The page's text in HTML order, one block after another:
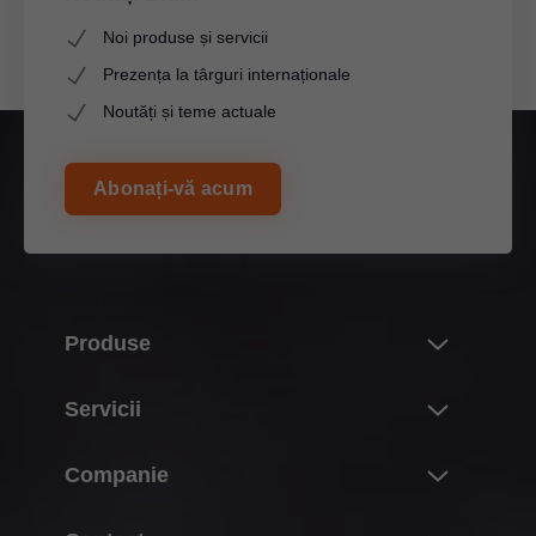
Noi produse și servicii
Prezența la târguri internaționale
Noutăți și teme actuale
Abonați-vă acum
Produse
Sisteme de ridicare pentru uşi
Servicii
Companie